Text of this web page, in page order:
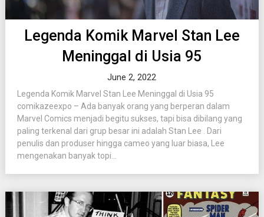
Legenda Komik Marvel Stan Lee
Meninggal di Usia 95
June 2, 2022
Legenda Komik Marvel Stan Lee Meninggal di Usia 95
comikazeexpo – Ada banyak orang yang berperan dalam
Marvel Comics menjadi begitu sukses, tapi bisa dibilang yang
paling terkenal dari grup besar ini adalah Stan Lee . Dari
penulis dan produser hingga cameo yang luar biasa, Lee
mengenakan banyak topi...